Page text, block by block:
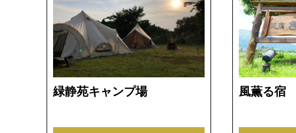
緑静苑キャンプ場 風薫る宿